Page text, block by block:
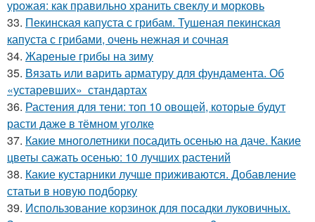
урожая: как правильно хранить свеклу и морковь
33. Пекинская капуста с грибам. Тушеная пекинская
капуста с грибами, очень нежная и сочная
34. Жареные грибы на зиму
35. Вязать или варить арматуру для фундамента. Об
«устаревших» стандартах
36. Растения для тени: топ 10 овощей, которые будут
расти даже в тёмном уголке
37. Какие многолетники посадить осенью на даче. Какие
цветы сажать осенью: 10 лучших растений
38. Какие кустарники лучше приживаются. Добавление
статьи в новую подборку
39. Использование корзинок для посадки луковичных.